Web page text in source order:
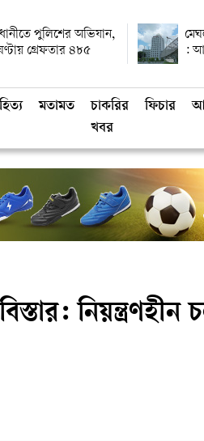
পুলিশের অভিযান,
গ্রেফতার ৪৮৫
:
মতামত
চাকরির
খবর
ফিচার
নিয়ন্ত্রণহীন